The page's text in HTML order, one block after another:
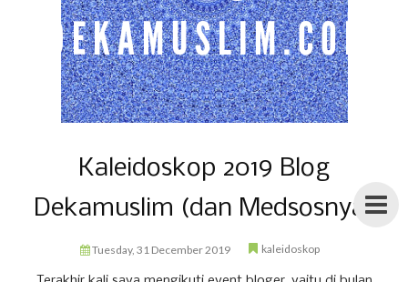
Kaleidoskop 2019 Blog
Dekamuslim (dan Medsosnya)
Tuesday, 31 December 2019 kaleidoskop